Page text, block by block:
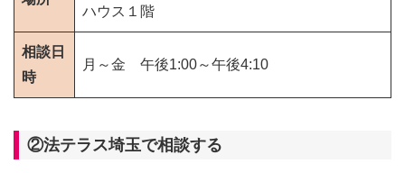
ハウス１階
相談日
時
月～金 午後1:00～午後4:10
②法テラス埼玉で相談する